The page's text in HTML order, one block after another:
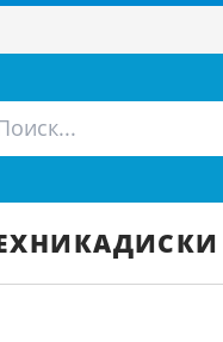
ДИСКИ